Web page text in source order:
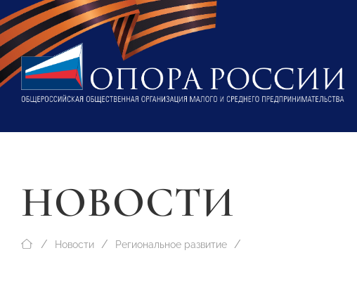
НОВОСТИ
Новости Региональное развитие